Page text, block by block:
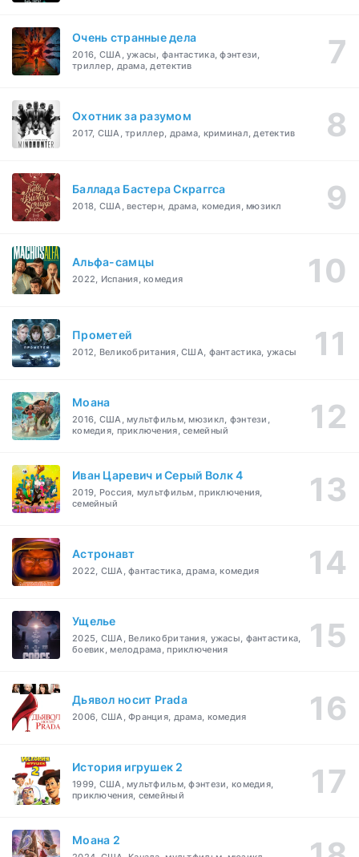
Очень странные дела
2016, США, ужасы, фантастика, фэнтези,
триллер, драма, детектив
Охотник за разумом
2017, США, триллер, драма, криминал, детектив
Баллада Бастера Скраггса
2018, США, вестерн, драма, комедия, мюзикл
Альфа-самцы
2022, Испания, комедия
Прометей
2012, Великобритания, США, фантастика, ужасы
Моана
2016, США, мультфильм, мюзикл, фэнтези,
комедия, приключения, семейный
Иван Царевич и Серый Волк 4
2019, Россия, мультфильм, приключения,
семейный
Астронавт
2022, США, фантастика, драма, комедия
Ущелье
2025, США, Великобритания, ужасы, фантастика,
боевик, мелодрама, приключения
Дьявол носит Prada
2006, США, Франция, драма, комедия
История игрушек 2
1999, США, мультфильм, фэнтези, комедия,
приключения, семейный
Моана 2